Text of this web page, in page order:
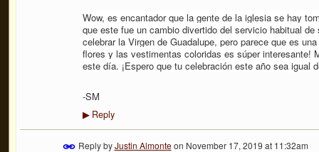
Wow, es encantador que la gente de la iglesia se hay
que este fue un cambio divertido del servicio habitual
celebrar la Virgen de Guadalupe, pero parece que es
flores y las vestimentas coloridas es súper interesante!
este día. ¡Espero que tu celebración este año sea igual
-SM
▶Reply
Reply byJustin Almonteon November 17, 2019 at 11:32am